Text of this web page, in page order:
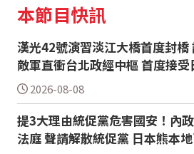
本節目快訊
漢光42號演習淡江大橋首度封橋
敵軍直衝台北政經中樞 首度接受
立雄：日本應嚴肅面對台海有事
詐10億 陳時中：不實指控者應
2026-08-08
提3大理由統促黨危害國安！內
法庭 聲請解散統促黨 日本熊本地區28日發生